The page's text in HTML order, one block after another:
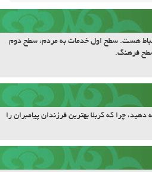
هست. سطح اول خدمات به مردم، سطح دوم
فرهنگ.